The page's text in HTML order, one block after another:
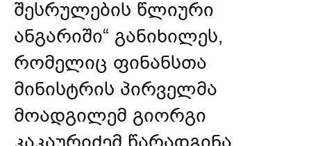
შესრულების წლიური
ანგარიში“ განიხილეს,
რომელიც ფინანსთა
მინისტრის პირველმა
მოადგილემ გიორგი